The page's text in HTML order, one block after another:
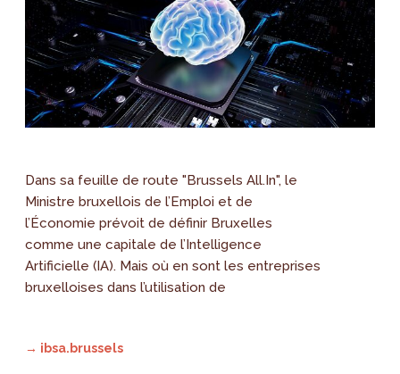
Dans sa feuille de route "Brussels All.In", le
Ministre bruxellois de l’Emploi et de
l’Économie prévoit de définir Bruxelles
comme une capitale de l’Intelligence
Artificielle (IA). Mais où en sont les entreprises
bruxelloises dans l’utilisation de
→ ibsa.brussels